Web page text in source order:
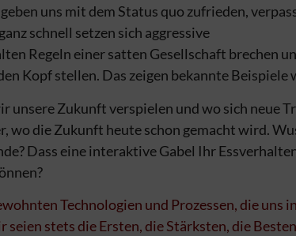
uns mit dem Status quo zufrieden,
schnell setzen sich aggressive
Regeln einer satten Gesellschaft brechen
Kopf stellen. Das zeigen bekannte Beispiele
unsere Zukunft verspielen und wo sich neue
die Zukunft heute schon gemacht wird.
Dass eine interaktive Gabel Ihr
Technologien und Prozessen, die uns
stets die Ersten, die Stärksten, die